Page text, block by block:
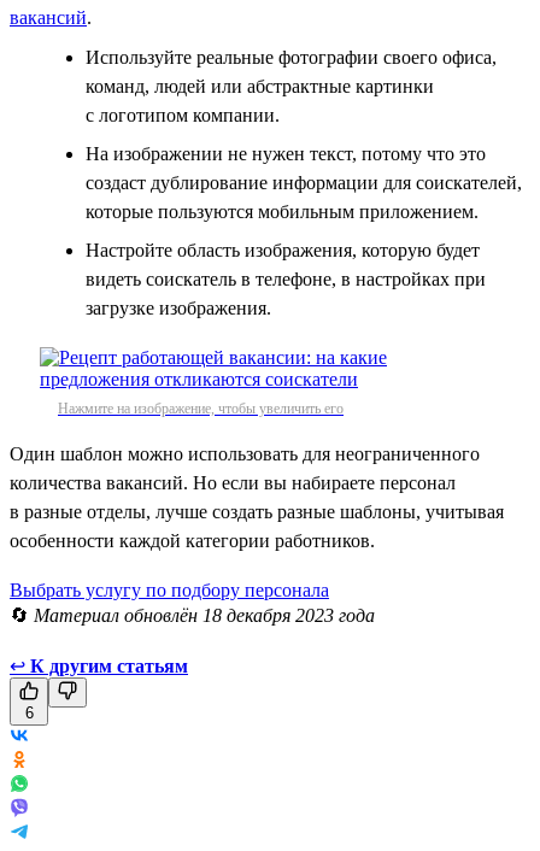
вакансий.
Используйте реальные фотографии своего офиса,
команд, людей или абстрактные картинки
с логотипом компании.
На изображении не нужен текст, потому что это
создаст дублирование информации для соискателей,
которые пользуются мобильным приложением.
Настройте область изображения, которую будет
видеть соискатель в телефоне, в настройках при
загрузке изображения.
Нажмите на изображение, чтобы увеличить его
Один шаблон можно использовать для неограниченного
количества вакансий. Но если вы набираете персонал
в разные отделы, лучше создать разные шаблоны, учитывая
особенности каждой категории работников.
Выбрать услугу по подбору персонала
🔄 Материал обновлён 18 декабря 2023 года
↩ К другим статьям
6